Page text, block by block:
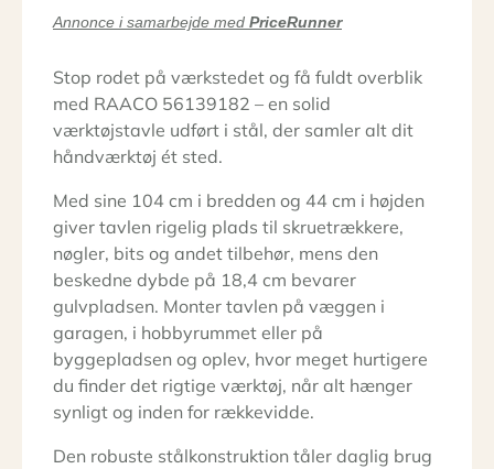
Annonce i samarbejde med PriceRunner
Stop rodet på værkstedet og få fuldt overblik
med RAACO 56139182 – en solid
værktøjstavle udført i stål, der samler alt dit
håndværktøj ét sted.
Med sine 104 cm i bredden og 44 cm i højden
giver tavlen rigelig plads til skruetrækkere,
nøgler, bits og andet tilbehør, mens den
beskedne dybde på 18,4 cm bevarer
gulvpladsen. Monter tavlen på væggen i
garagen, i hobbyrummet eller på
byggepladsen og oplev, hvor meget hurtigere
du finder det rigtige værktøj, når alt hænger
synligt og inden for rækkevidde.
Den robuste stålkonstruktion tåler daglig brug